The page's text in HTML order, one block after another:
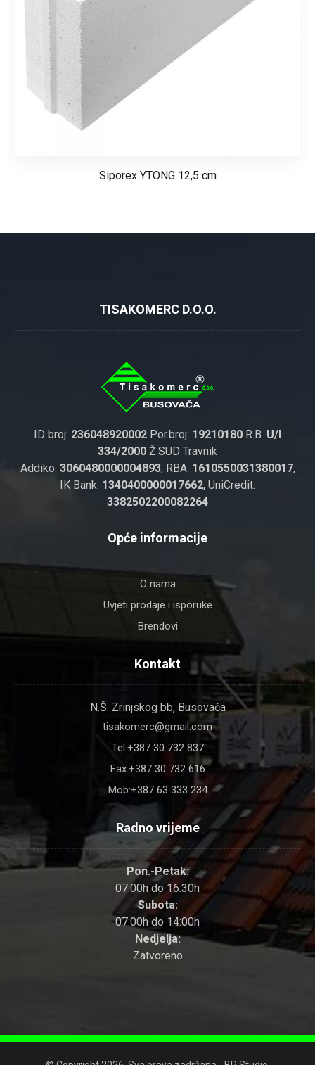
Siporex YTONG 12,5 cm
TISAKOMERC D.O.O.
ID broj: 236048920002 Por.broj: 19210180 R.B. U/I
334/2000 Ž.SUD Travnik
Addiko: 3060480000004893, RBA: 1610550031380017,
IK Bank: 1340400000017662, UniCredit:
3382502200082264
Opće informacije
O nama
Uvjeti prodaje i isporuke
Brendovi
Kontakt
N.Š. Zrinjskog bb, Busovača
tisakomerc@gmail.com
Tel:+387 30 732 837
Fax:+387 30 732 616
Mob:+387 63 333 234
Radno vrijeme
Pon.-Petak:
07:00h do 16:30h
Subota:
07:00h do 14:00h
Nedjelja:
Zatvoreno